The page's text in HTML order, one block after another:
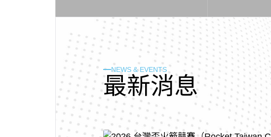
NEWS & EVENTS
最新消息